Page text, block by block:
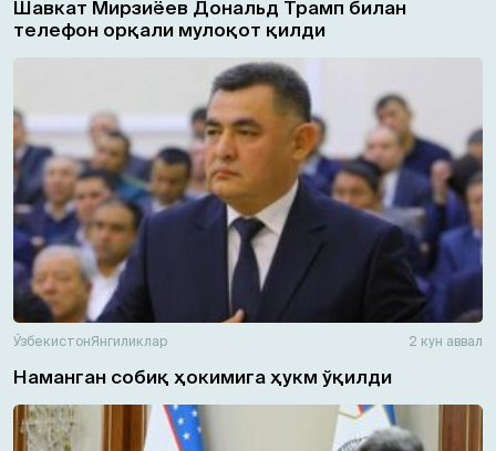
Шавкат Мирзиёев Дональд Трамп билан
телефон орқали мулоқот қилди
ЎзбекистонЯнгиликлар 2 кун аввал
Наманган собиқ ҳокимига ҳукм ўқилди